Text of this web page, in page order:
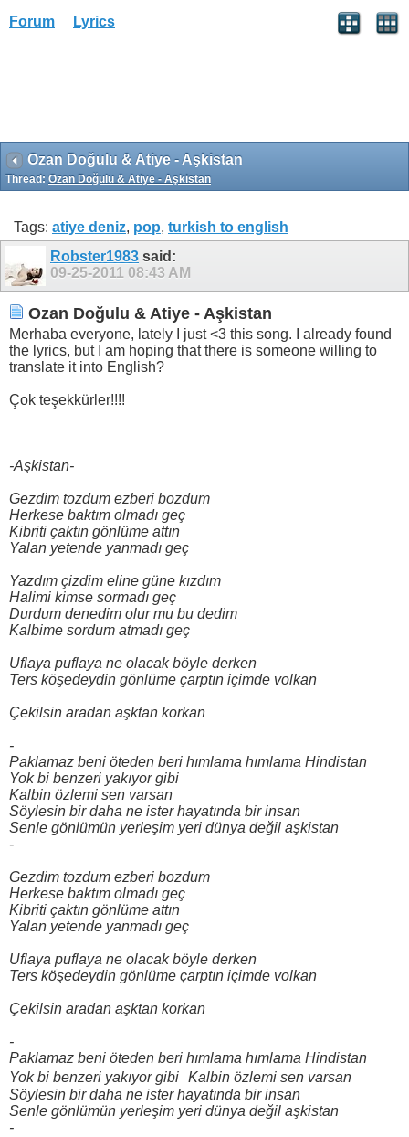
Forum Lyrics
Ozan Doğulu & Atiye - Aşkistan
Thread: Ozan Doğulu & Atiye - Aşkistan
Tags: atiye deniz, pop, turkish to english
Robster1983 said:
09-25-2011 08:43 AM
Ozan Doğulu & Atiye - Aşkistan
Merhaba everyone, lately I just <3 this song. I already found
the lyrics, but I am hoping that there is someone willing to
translate it into English?
Çok teşekkürler!!!!
-Aşkistan-
Gezdim tozdum ezberi bozdum
Herkese baktım olmadı geç
Kibriti çaktın gönlüme attın
Yalan yetende yanmadı geç
Yazdım çizdim eline güne kızdım
Halimi kimse sormadı geç
Durdum denedim olur mu bu dedim
Kalbime sordum atmadı geç
Uflaya puflaya ne olacak böyle derken
Ters köşedeydin gönlüme çarptın içimde volkan
Çekilsin aradan aşktan korkan
-
Paklamaz beni öteden beri hımlama hımlama Hindistan
Yok bi benzeri yakıyor gibi
Kalbin özlemi sen varsan
Söylesin bir daha ne ister hayatında bir insan
Senle gönlümün yerleşim yeri dünya değil aşkistan
-
Gezdim tozdum ezberi bozdum
Herkese baktım olmadı geç
Kibriti çaktın gönlüme attın
Yalan yetende yanmadı geç
Uflaya puflaya ne olacak böyle derken
Ters köşedeydin gönlüme çarptın içimde volkan
Çekilsin aradan aşktan korkan
-
Paklamaz beni öteden beri hımlama hımlama Hindistan
Yok bi benzeri yakıyor gibi Kalbin özlemi sen varsan
Söylesin bir daha ne ister hayatında bir insan
Senle gönlümün yerleşim yeri dünya değil aşkistan
-